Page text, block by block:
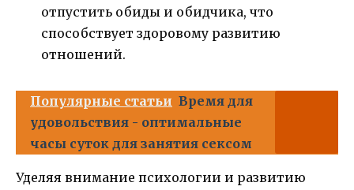
отпустить обиды и обидчика, что
способствует здоровому развитию
отношений.
Популярные статьи Время для
удовольствия - оптимальные
часы суток для занятия сексом
Уделяя внимание психологии и развитию